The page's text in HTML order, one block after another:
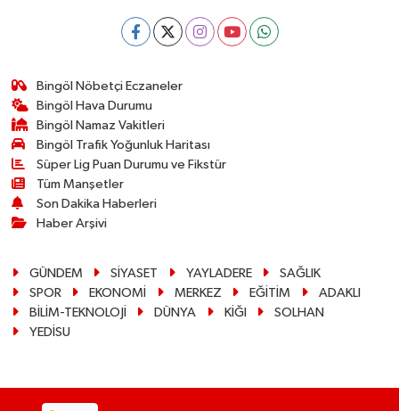
Bingöl Nöbetçi Eczaneler
Bingöl Hava Durumu
Bingöl Namaz Vakitleri
Bingöl Trafik Yoğunluk Haritası
Süper Lig Puan Durumu ve Fikstür
Tüm Manşetler
Son Dakika Haberleri
Haber Arşivi
GÜNDEM SİYASET YAYLADERE
SAĞLIK
SPOR
EKONOMİ MERKEZ EĞİTİM
ADAKLI
BİLİM-TEKNOLOJİ
DÜNYA KİĞI
SOLHAN
YEDİSU